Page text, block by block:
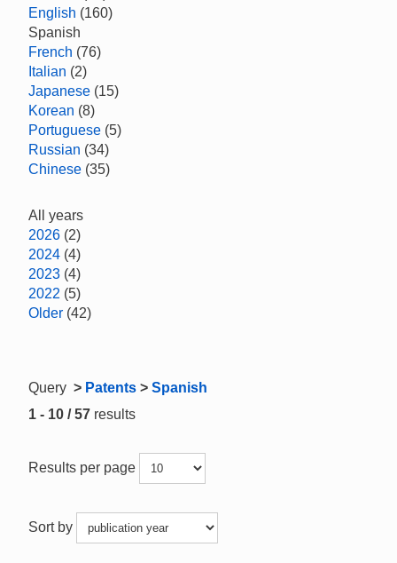
English (160)
Spanish
French (76)
Italian (2)
Japanese (15)
Korean (8)
Portuguese (5)
Russian (34)
Chinese (35)
All years
2026 (2)
2024 (4)
2023 (4)
2022 (5)
Older (42)
Query > Patents > Spanish
1 - 10 / 57 results
Results per page
Sort by